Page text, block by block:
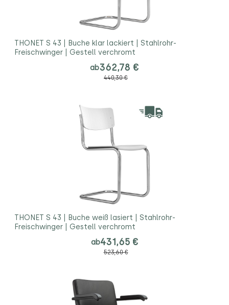
THONET S 43 | Buche klar lackiert | Stahlrohr-
Freischwinger | Gestell verchromt
ab362,78 €
440,30 €
THONET S 43 | Buche weiß lasiert | Stahlrohr-
Freischwinger | Gestell verchromt
ab431,65 €
523,60 €